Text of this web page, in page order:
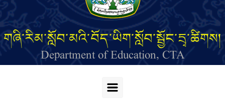
གཞི་རིམ་སློབ་མའི་བོད་ཡིག་སློབ་སྦྱོང་དྲྭ་ཚིགས།
Department of Education, CTA